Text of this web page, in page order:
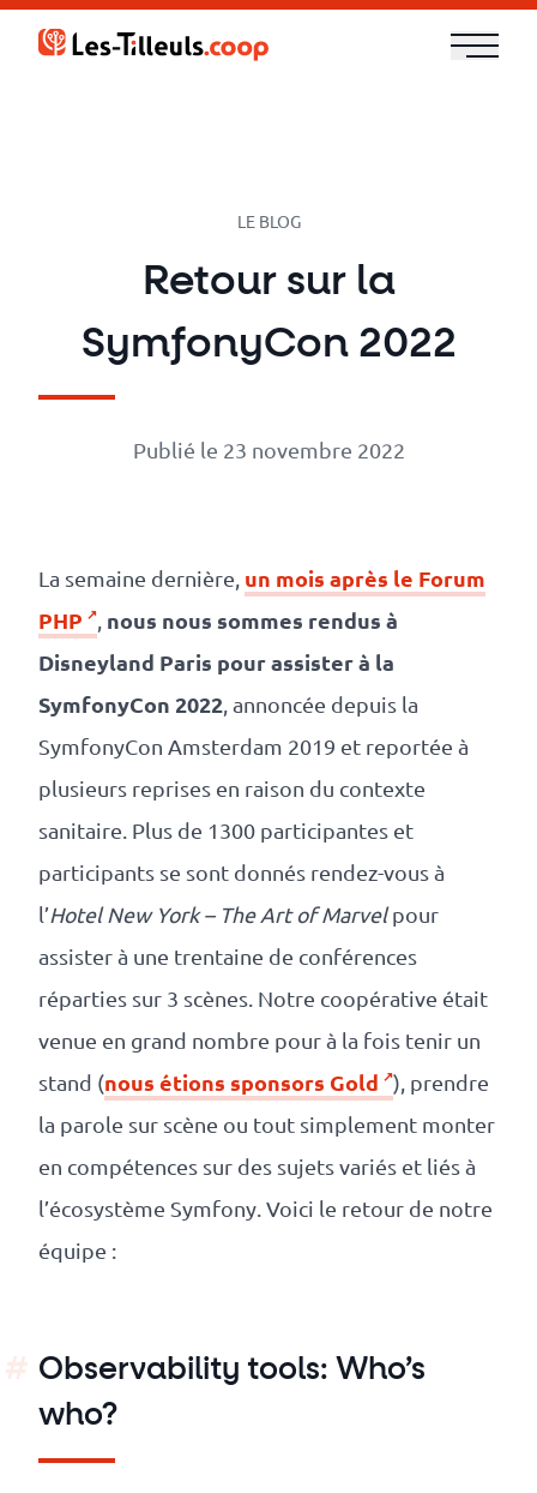
Aller
Formations
Cloud
DevOps
Technologies
responsable
Nos
clients
La
coopérative
On
recrute
Simulateur
de
revenus
API
Platform
Conference
LE BLOG
Retour sur la
SymfonyCon 2022
Publié le 23 novembre 2022
La semaine dernière, un mois après le Forum
PHP
nous nous sommes rendus à
Disneyland Paris pour assister à la
SymfonyCon 2022 , annoncée depuis la
SymfonyCon Amsterdam 2019 et reportée à
plusieurs reprises en raison du contexte
sanitaire. Plus de 1300 participantes et
participants se sont donnés rendez-vous à
l’Hotel New York – The Art of Marvelpour
assister à une trentaine de conférences
réparties sur 3 scènes. Notre coopérative était
venue en grand nombre pour à la fois tenir un
stand (nous étions sponsors Gold
), prendre
la parole sur scène ou tout simplement monter
en compétences sur des sujets variés et liés à
l’écosystème Symfony. Voici le retour de notre
équipe :
Observability tools: Who’s
who?